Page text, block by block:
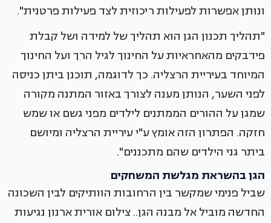
ונותן אפשרות לפעילות ריכוזית לצד פעילות פרטנית".
"תהליך תכנון הגן הוא תהליך של למידה ושל קבלת
פידבקים מהאחראיות על החינוך לגיל הרך ועל החינוך
המיוחד בעיריית הרצליה. כך לדוגמה, תוכנן ביתן כניסה
לפני השער, הנותן מענה לצורך באזור המתנה מקורה
שמגן על ההורים הממתנים לילדים מפני גשם או שמש
חזקה. הפתרון הזה אומץ ע"י עיריית הרצליה ומיושם
ביתר גני הילדים שהם מתכננים".
הגן בהשראת מגלשת המשחקים
שביל פנימי שמקשר בין הרחובות הוותיקים לבין השכונה
החדשה מוביל אל מבנה הגן.. צילום אורית ארנון נגיעות